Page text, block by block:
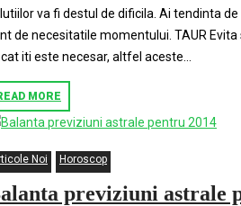
va fi destul de dificila. Ai tendinta
de necesitatile momentului. TAUR
iti este necesar, altfel aceste...
MORE
Noi Horoscop
previziuni astrale